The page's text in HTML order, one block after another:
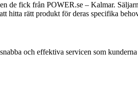
de fick från POWER.se – Kalmar.
hitta rätt produkt för deras specifika
och effektiva servicen som